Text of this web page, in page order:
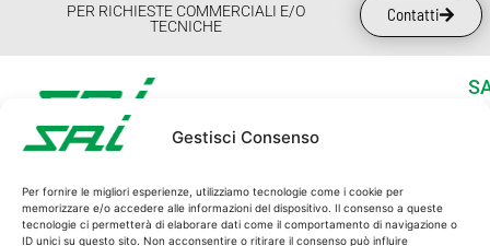
Gestisci Consenso
Per fornire le migliori esperienze, utilizziamo tecnologie come i cookie per
memorizzare e/o accedere alle informazioni del dispositivo. Il consenso a queste
tecnologie ci permetterà di elaborare dati come il comportamento di navigazione o
ID unici su questo sito. Non acconsentire o ritirare il consenso può influire
PER RICHIESTE COMMERCIALI E/O
TECNICHE
Contatti
C.F. e P.I. 00162940365
REG. IMPRESE MO 00162940365